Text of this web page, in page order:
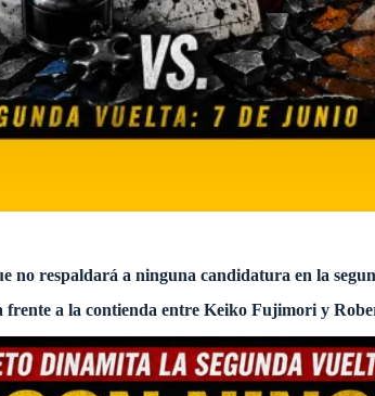
no respaldará a ninguna candidatura en la
frente a la contienda entre Keiko Fujimori y